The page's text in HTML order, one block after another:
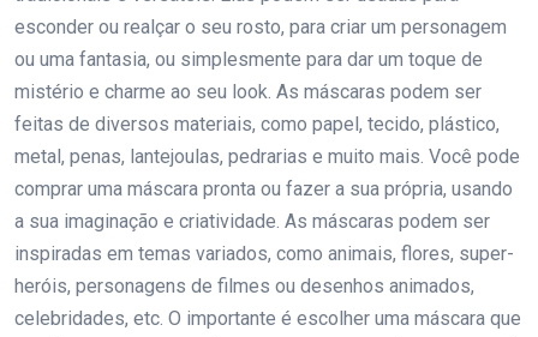
esconder ou realçar o seu rosto, para criar um personagem
ou uma fantasia, ou simplesmente para dar um toque de
mistério e charme ao seu look. As máscaras podem ser
feitas de diversos materiais, como papel, tecido, plástico,
metal, penas, lantejoulas, pedrarias e muito mais. Você pode
comprar uma máscara pronta ou fazer a sua própria, usando
a sua imaginação e criatividade. As máscaras podem ser
inspiradas em temas variados, como animais, flores, super-
heróis, personagens de filmes ou desenhos animados,
celebridades, etc. O importante é escolher uma máscara que